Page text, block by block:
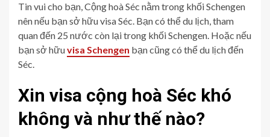
Tin vui cho bạn, Cộng hoà Séc nằm trong khối Schengen
nên nếu bạn sở hữu visa Séc. Bạn có thể du lịch, tham
quan đến 25 nước còn lại trong khối Schengen. Hoặc nếu
bạn sở hữuvisa Schengen bạn cũng có thể du lịch đến
Séc.
Xin visa cộng hoà Séc khó
không và như thế nào?